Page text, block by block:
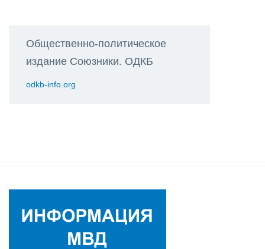
Общественно-политическое
издание Союзники. ОДКБ
odkb-info.org